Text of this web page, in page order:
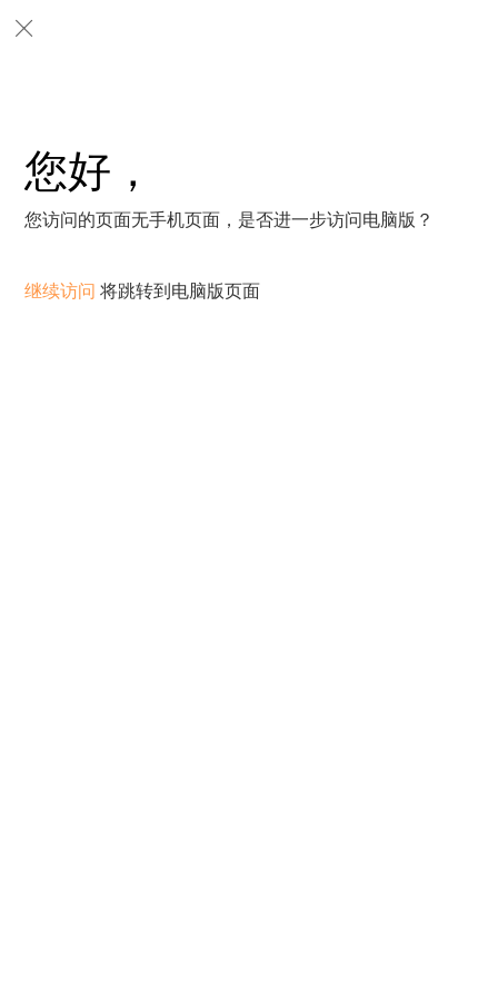
您好，
您访问的页面无手机页面，是否进一步访问电脑版？
继续访问 将跳转到电脑版页面